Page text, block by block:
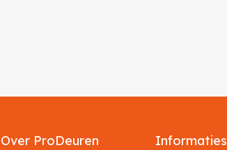
Over ProDeuren Informaties